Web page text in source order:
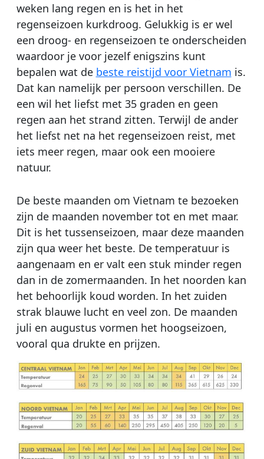
weken lang regen en is het in het
regenseizoen kurkdroog. Gelukkig is er wel
een droog- en regenseizoen te onderscheiden
waardoor je voor jezelf enigszins kunt
bepalen wat de beste reistijd voor Vietnam is.
Dat kan namelijk per persoon verschillen. De
een wil het liefst met 35 graden en geen
regen aan het strand zitten. Terwijl de ander
het liefst net na het regenseizoen reist, met
iets meer regen, maar ook een mooiere
natuur.
De beste maanden om Vietnam te bezoeken
zijn de maanden november tot en met maar.
Dit is het tussenseizoen, maar deze maanden
zijn qua weer het beste. De temperatuur is
aangenaam en er valt een stuk minder regen
dan in de zomermaanden. In het noorden kan
het behoorlijk koud worden. In het zuiden
strak blauwe lucht en veel zon. De maanden
juli en augustus vormen het hoogseizoen,
vooral qua drukte en prijzen.